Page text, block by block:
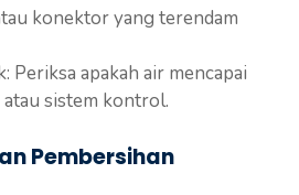
konektor yang terendam
Periksa apakah air mencapai
sistem kontrol.
Pembersihan